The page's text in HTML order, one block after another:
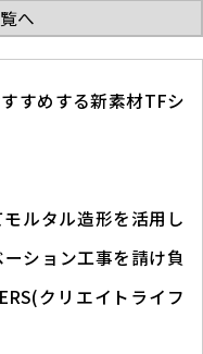
へ
すめする新素材TFシ
ルタル造形を活用し
ション工事を請け負
クリエイトライフ